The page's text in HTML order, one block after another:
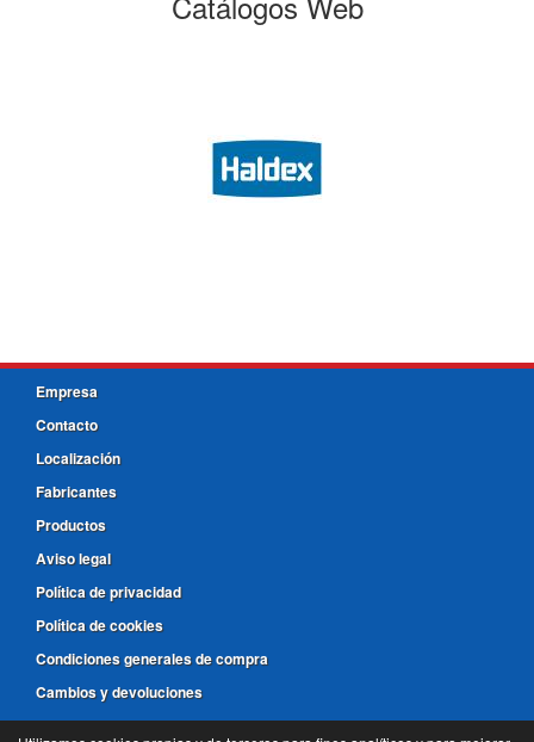
Empresa
Contacto
Localización
Fabricantes
Productos
Aviso legal
Política de privacidad
Política de cookies
Condiciones generales de compra
Cambios y devoluciones